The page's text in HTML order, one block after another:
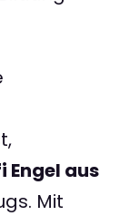
Engel aus
Mit